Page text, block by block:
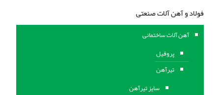
فولاد و آهن آلات صنعتی
آهن آلات ساختمانی
پروفیل
تیرآهن
سایز تیرآهن